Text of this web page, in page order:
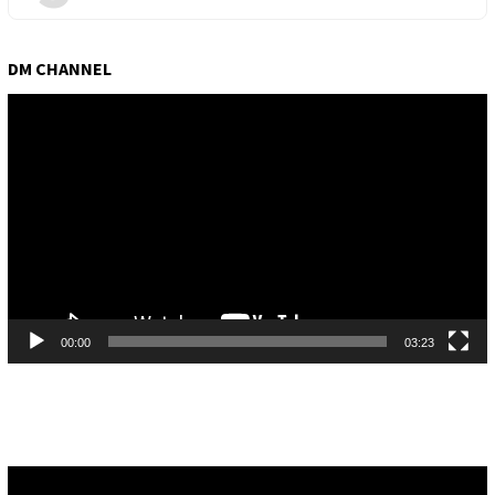
DM CHANNEL
00:00 03:23